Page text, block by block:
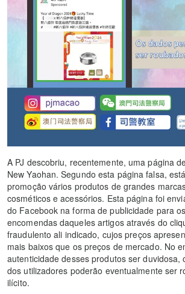
A PJ descobriu, recentemente, uma página
New Yaohan. Segundo esta página falsa,
promoção vários produtos de grandes
cosméticos e acessórios. Esta página foi
do Facebook na forma de publicidade para
encomendas daqueles artigos através do
fraudulento ali indicado, cujos preços
mais baixos que os preços de mercado. No
autenticidade desses produtos ser duvidosa,
dos utilizadores poderão eventualmente ser
ilícito.